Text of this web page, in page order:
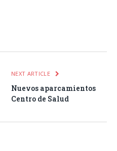
NEXT ARTICLE
Nuevos aparcamientos
Centro de Salud